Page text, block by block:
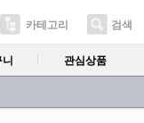
카테고리 검색
니 관심상품